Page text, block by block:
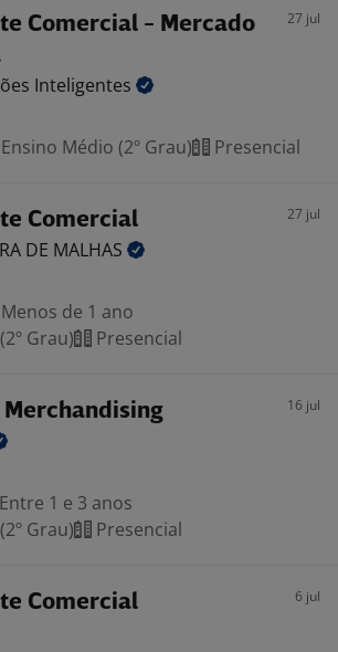
Comercial - Mercado
27 jul
Inteligentes
Ensino Médio (2º Grau) Presencial
Comercial 27 jul
DE MALHAS
Menos de 1 ano
Grau)
Presencial
Merchandising 16 jul
Entre 1 e 3 anos
Grau)
Presencial
Comercial 6 jul